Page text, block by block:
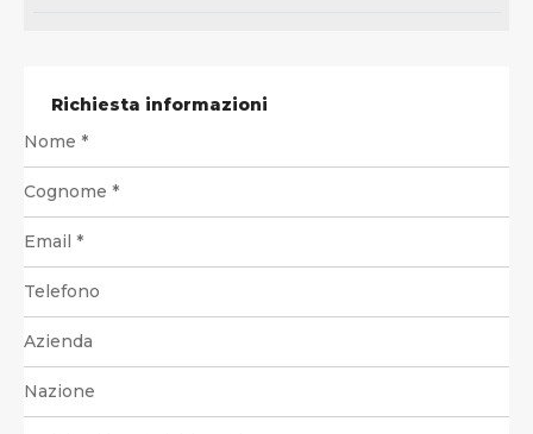
Richiesta informazioni